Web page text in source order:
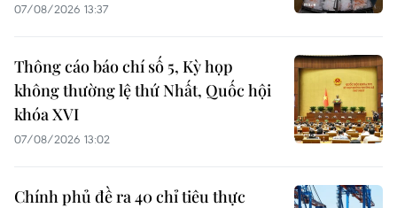
07/08/2026 13:37
Thông cáo báo chí số 5, Kỳ họp
không thường lệ thứ Nhất, Quốc hội
khóa XVI
07/08/2026 13:02
Chính phủ đề ra 40 chỉ tiêu thực